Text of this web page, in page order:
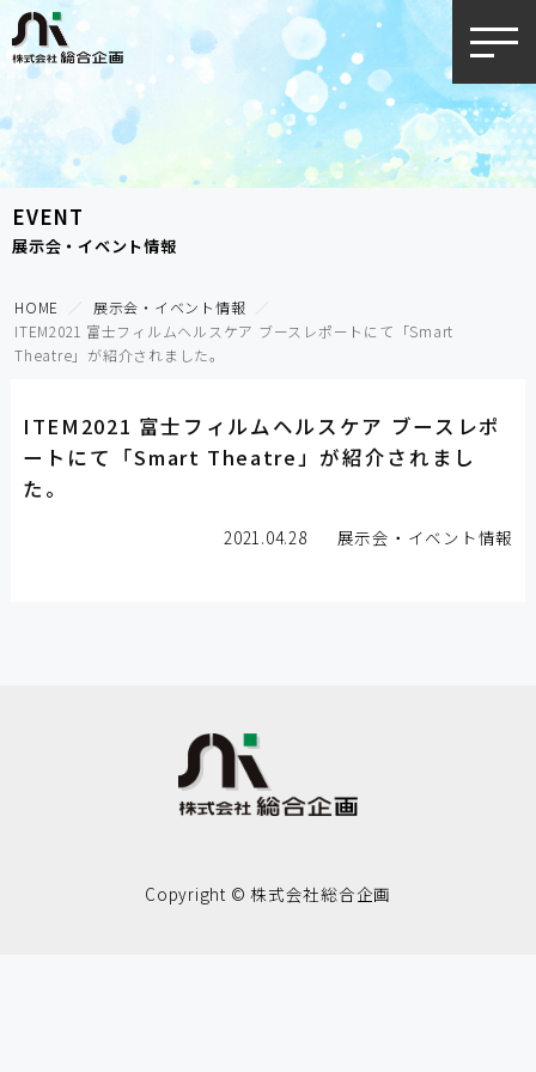
toggle
EVENT
展示会・イベント情報
HOME
展示会・イベント情報
ITEM2021 富士フィルムヘルスケア ブースレポートにて「Smart
Theatre」が紹介されました。
ITEM2021 富士フィルムヘルスケア ブースレポ
ートにて「Smart Theatre」が紹介されまし
た。
2021.04.28 展示会・イベント情報
Copyright © 株式会社総合企画